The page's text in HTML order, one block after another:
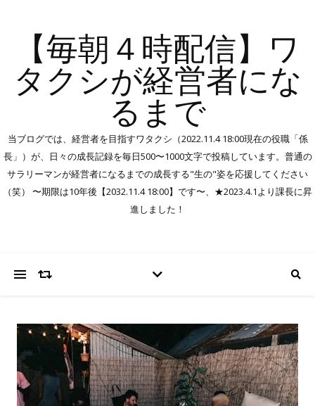
【毎朝４時配信】ワ
タクシが経営者にな
るまで
当ブログでは、経営者を目指すワタクシ（2022.11.4 18:00現在の役職「係
長」）が、日々の成長記録を毎日500〜1000文字で投稿しています。普通の
サラリーマンが経営者になるまでの成長する"生の"姿を応援してください
（笑） 〜期限は10年後【2032.11.4 18:00】です〜、★2023.4.1より課長に昇
進しました！